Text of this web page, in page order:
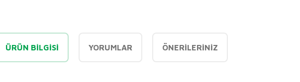
ÜRÜN BILGISI YORUMLAR ÖNERILERINIZ